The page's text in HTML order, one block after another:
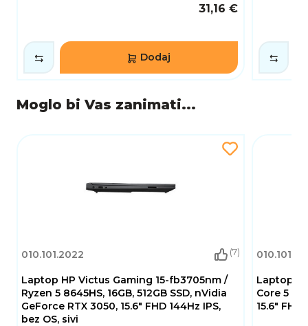
31,16 €
Dodaj
Moglo bi Vas zanimati...
010.101.2022 (7)
Laptop HP Victus Gaming 15-fb3705nm /
Ryzen 5 8645HS, 16GB, 512GB SSD, nVidia
GeForce RTX 3050, 15.6" FHD 144Hz IPS,
bez OS, sivi
Laptop
Core 5
15.6" FHD